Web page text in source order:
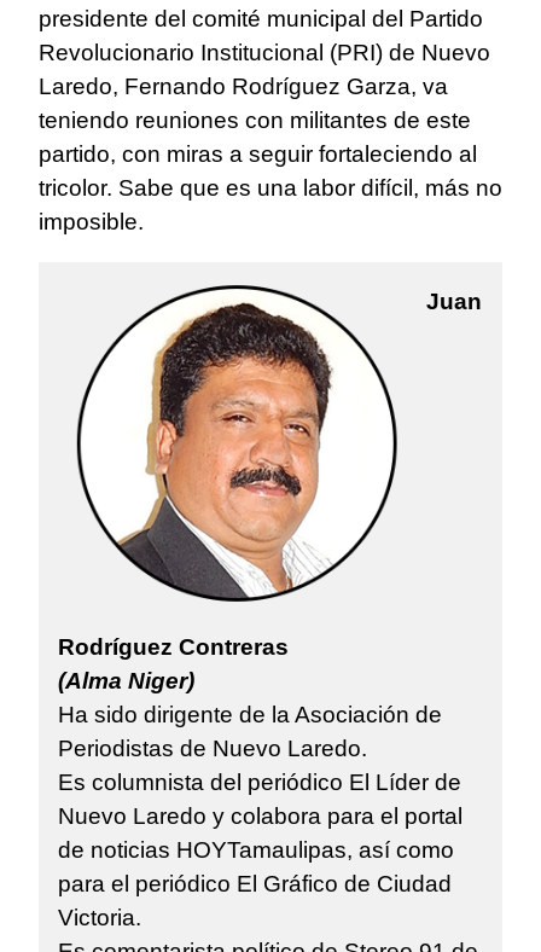
presidente del comité municipal del Partido
Revolucionario Institucional (PRI) de Nuevo
Laredo, Fernando Rodríguez Garza, va
teniendo reuniones con militantes de este
partido, con miras a seguir fortaleciendo al
tricolor. Sabe que es una labor difícil, más no
imposible.
Juan
Rodríguez Contreras
(Alma Niger)
Ha sido dirigente de la Asociación de
Periodistas de Nuevo Laredo.
Es columnista del periódico El Líder de
Nuevo Laredo y colabora para el portal
de noticias HOYTamaulipas, así como
para el periódico El Gráfico de Ciudad
Victoria.